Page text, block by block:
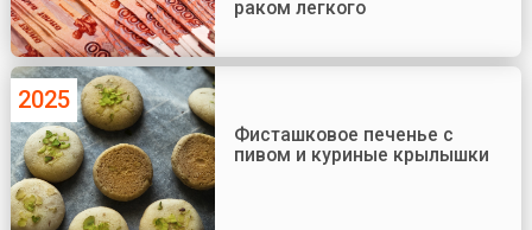
раком легкого
2025
Фисташковое печенье с
пивом и куриные крылышки